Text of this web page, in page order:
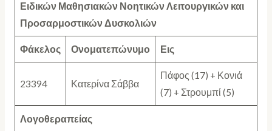
Ειδικών Μαθησιακών Νοητικών Λειτουργικών και
Προσαρμοστικών Δυσκολιών
Φάκελος Ονοματεπώνυμο Εις
23394 Κατερίνα Σάββα
Πάφος (17) + Κονιά
(7) + Στρουμπί (5)
Λογοθεραπείας